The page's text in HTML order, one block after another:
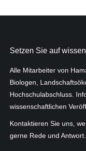
Setzen Sie auf
Alle Mitarbeiter von
Biologen,
Hochschulab­schluss.
wissenschaftlichen
Kontaktieren Sie uns,
gerne Rede und Antwort.